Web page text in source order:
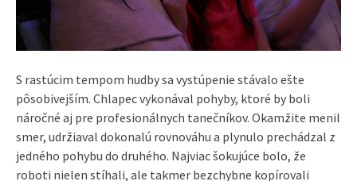
S rastúcim tempom hudby sa vystúpenie stávalo ešte
pôsobivejším. Chlapec vykonával pohyby, ktoré by boli
náročné aj pre profesionálnych tanečníkov. Okamžite menil
smer, udržiaval dokonalú rovnováhu a plynulo prechádzal z
jedného pohybu do druhého. Najviac šokujúce bolo, že
roboti nielen stíhali, ale takmer bezchybne kopírovali